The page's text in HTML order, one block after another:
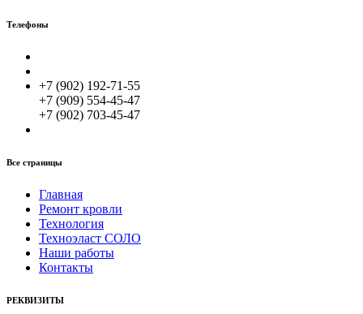
Телефоны
+7 (902) 192-71-55
+7 (909) 554-45-47
+7 (902) 703-45-47
Все страницы
Главная
Ремонт кровли
Технология
Техноэласт СОЛО
Наши работы
Контакты
РЕКВИЗИТЫ